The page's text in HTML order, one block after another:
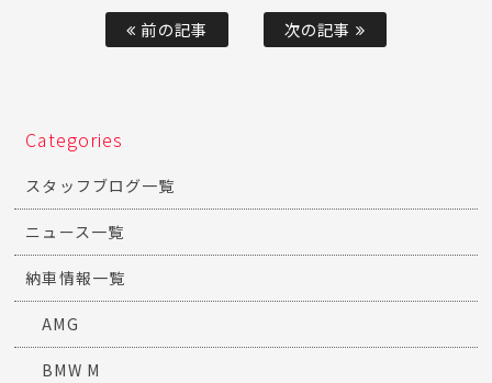
前の記事 次の記事
Categories
スタッフブログ一覧
ニュース一覧
納車情報一覧
AMG
BMW M